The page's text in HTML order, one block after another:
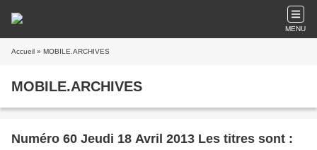
MENU
Accueil » MOBILE.ARCHIVES
MOBILE.ARCHIVES
Numéro 60 Jeudi 18 Avril 2013 Les titres sont :